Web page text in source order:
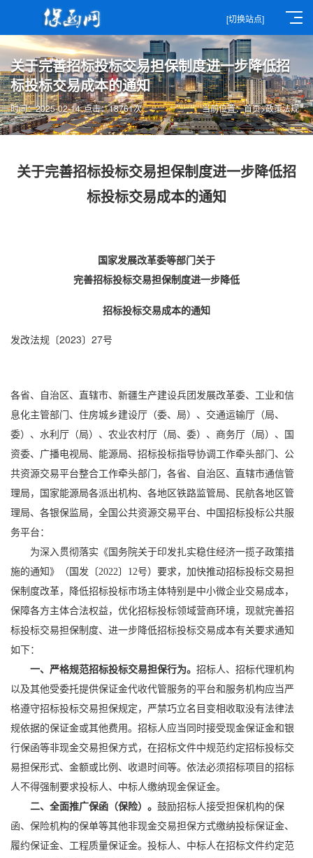
[切换站点]
关于完善招标投标交易担保制度进一步降低招
标投标交易成本的通知
当前位置：首页>政策法规
时间：2025-02-14 点击：18761次
关于完善招标投标交易担保制度进一步降低招
标投标交易成本的通知
国家发展改革委等部门关于
完善招标投标交易担保制度进一步降低
招标投标交易成本的通知
发改法规〔2023〕27号
各省、自治区、直辖市、新疆生产建设兵团发展改革委、工业和信
息化主管部门、住房城乡建设厅（委、局）、交通运输厅（局、
委）、水利厅（局）、农业农村厅（局、委）、商务厅（局）、国
资委、广播电视局、能源局、招标投标指导协调工作牵头部门、公
共资源交易平台整合工作牵头部门，各省、自治区、直辖市通信管
理局，国家能源局各派出机构、各地区铁路监管局、民航各地区管
理局、各银保监局，全国公共资源交易平台、中国招标投标公共服
务平台：
为深入贯彻落实《国务院关于印发扎实稳住经济一揽子政策措
施的通知》（国发〔2022〕12号）要求，加快推动招标投标交易担
保制度改革，降低招标投标市场主体特别是中小微企业交易成本，
保障各方主体合法权益，优化招标投标领域营商环境，现就完善招
标投标交易担保制度、进一步降低招标投标交易成本有关要求通知
如下：
一、严格规范招标投标交易担保行为。 招标人、招标代理机构
以及其他受委托提供保证金代收代管服务的平台和服务机构应当严
格遵守招标投标交易担保规定，严禁巧立名目变相收取没有法律法
规依据的保证金或其他费用。招标人应当同时接受现金保证金和银
行保函等非现金交易担保方式，在招标文件中规范约定招标投标交
易担保形式、金额或比例、收退时间等。依法必须招标项目的招标
人不得强制要求投标人、中标人缴纳现金保证金。
二、全面推广保函（保险）。 鼓励招标人接受担保机构的保
函、保险机构的保单等其他非现金交易担保方式缴纳投标保证金、
履约保证金、工程质量保证金。投标人、中标人在招标文件约定范